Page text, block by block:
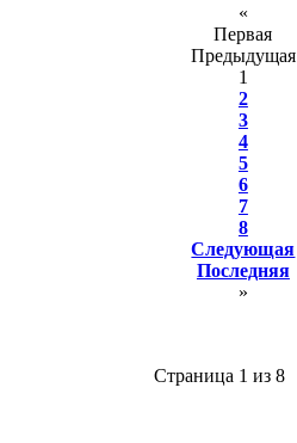
«
Первая
Предыдущая
1
2
3
4
5
6
7
8
Следующая
Последняя
»
Страница 1 из 8